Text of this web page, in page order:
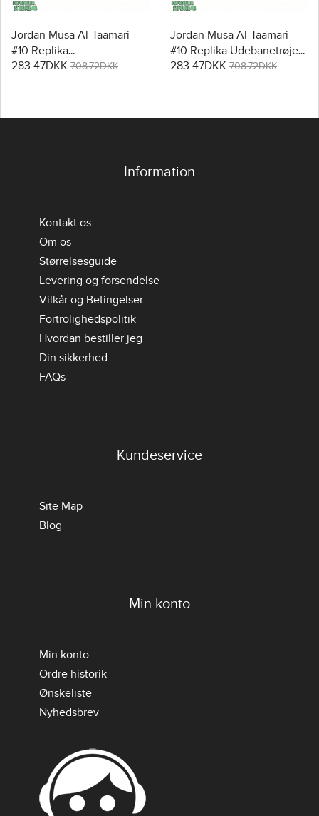
Jordan Musa Al-Taamari
#10 Replika
Hjemmebanetrøje Dame
283.47DKK 708.72DKK
Jordan Musa Al-Taamari
#10 Replika Udebanetrøje
Dame VM 2026 Kortærmet
283.47DKK 708.72DKK
Information
Kontakt os
Om os
Størrelsesguide
Levering og forsendelse
Vilkår og Betingelser
Fortrolighedspolitik
Hvordan bestiller jeg
Din sikkerhed
FAQs
Kundeservice
Site Map
Blog
Min konto
Min konto
Ordre historik
Ønskeliste
Nyhedsbrev